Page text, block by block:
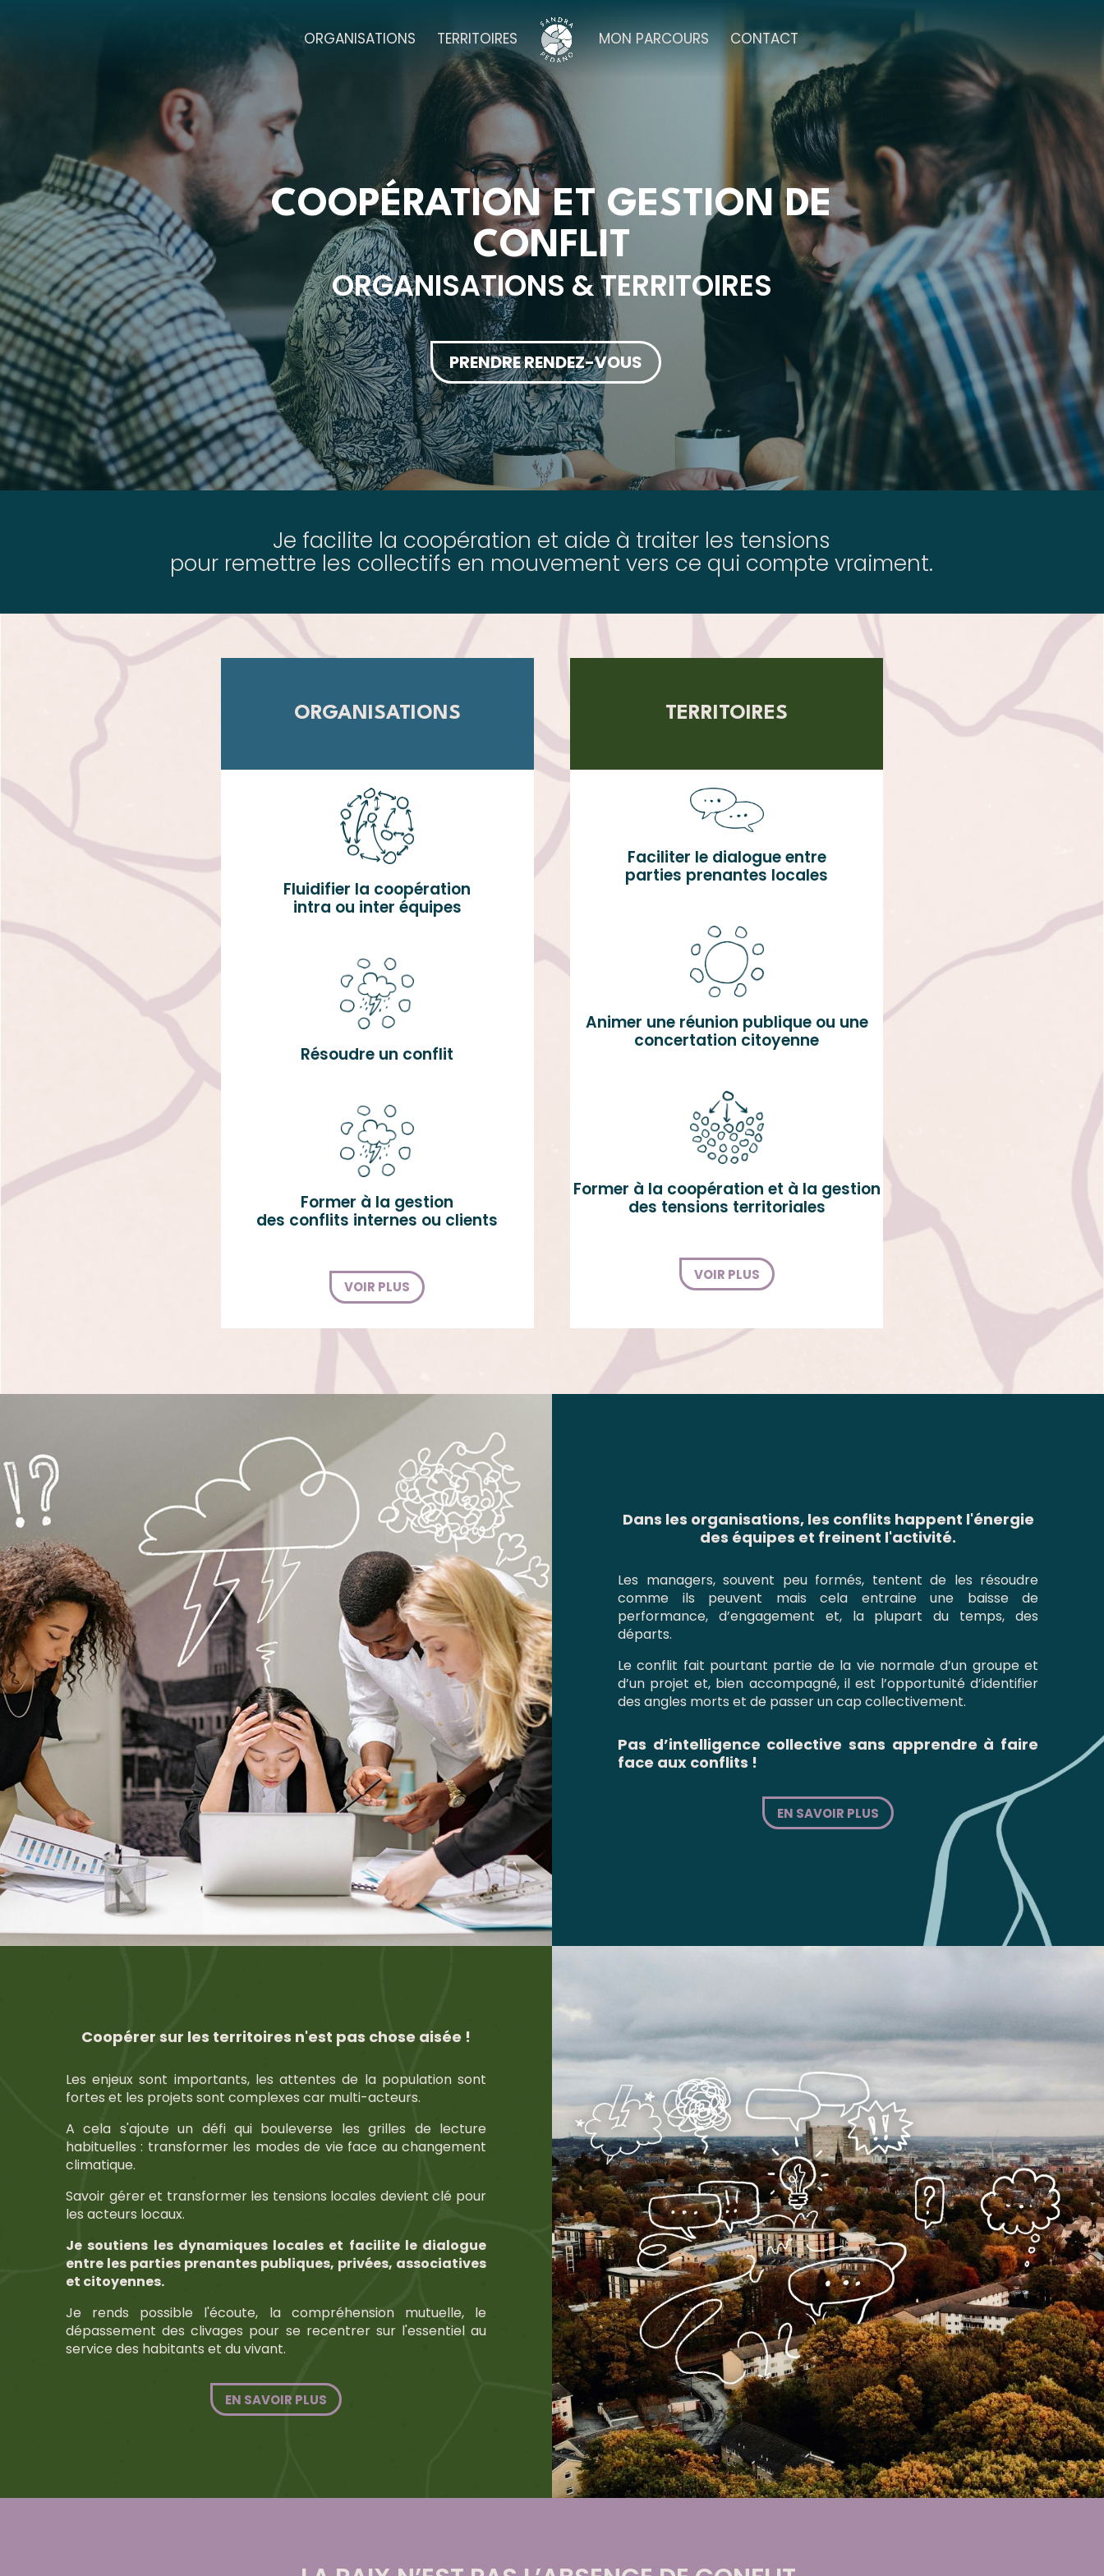
ORGANISATIONS TERRITOIRES MON PARCOURS CONTACT
COOPÉRATION ET GESTION DE
CONFLIT
ORGANISATIONS & TERRITOIRES
PRENDRE RENDEZ-VOUS
Je facilite la coopération et aide à traiter les tensions
pour remettre les collectifs en mouvement vers ce qui compte vraiment.
ORGANISATIONS
Fluidifier la coopération
intra ou inter équipes
Résoudre un conflit
Former à la gestion
des conflits internes ou clients
VOIR PLUS
TERRITOIRES
Faciliter le dialogue entre
parties prenantes locales
Animer une réunion publique ou une
concertation citoyenne
Former à la coopération et à la gestion
des tensions territoriales
VOIR PLUS
Dans les organisations, les conflits happent l'énergie
des équipes et freinent l'activité.
Les managers, souvent peu formés, tentent de les résoudre
comme ils peuvent mais cela entraine une baisse de
performance, d’engagement et, la plupart du temps, des
départs.
Le conflit fait pourtant partie de la vie normale d’un groupe et
d’un projet et, bien accompagné, il est l’opportunité d’identifier
des angles morts et de passer un cap collectivement.
Pas d’intelligence collective sans apprendre à faire
face aux conflits !
EN SAVOIR PLUS
Coopérer sur les territoires n'est pas chose aisée !
Les enjeux sont importants, les attentes de la population sont
fortes et les projets sont complexes car multi-acteurs.
A cela s'ajoute un défi qui bouleverse les grilles de lecture
habituelles : transformer les modes de vie face au changement
climatique.
Savoir gérer et transformer les tensions locales devient clé pour
les acteurs locaux.
Je soutiens les dynamiques locales et facilite le dialogue
entre les parties prenantes publiques, privées, associatives
et citoyennes.
Je rends possible l'écoute, la compréhension mutuelle, le
dépassement des clivages pour se recentrer sur l'essentiel au
service des habitants et du vivant.
EN SAVOIR PLUS